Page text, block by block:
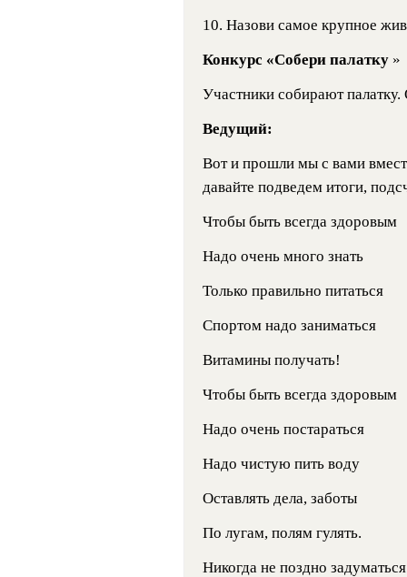
10. Назови самое крупное
Конкурс «Собери палатку »
Участники собирают палатку.
Ведущий:
Вот и прошли мы с вами
давайте подведем итоги,
Чтобы быть всегда здоровым
Надо очень много знать
Только правильно питаться
Спортом надо заниматься
Витамины получать!
Чтобы быть всегда здоровым
Надо очень постараться
Надо чистую пить воду
Оставлять дела, заботы
По лугам, полям гулять.
Никогда не поздно